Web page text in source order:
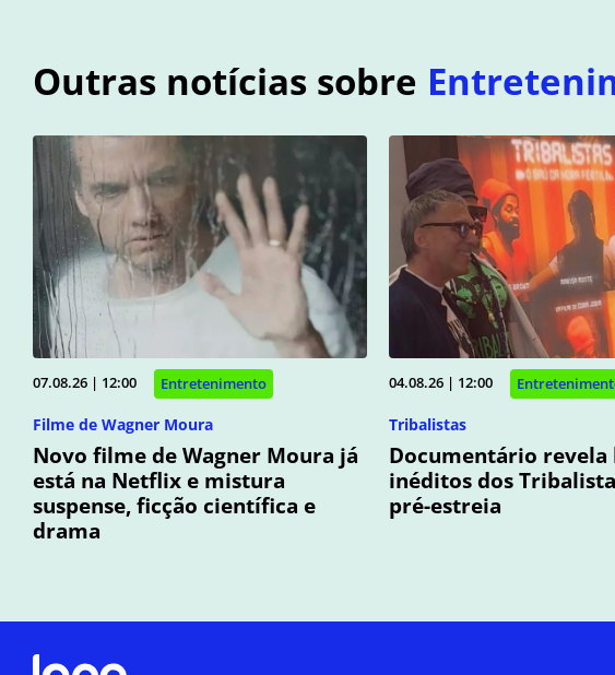
Outras notícias sobre
07.08.26 | 12:00 Entretenimento
Filme de Wagner Moura
Novo filme de Wagner Moura já
está na Netflix e mistura
suspense, ficção científica e
drama
04.08.26 | 12:00
Tribalistas
Documentário revela
inéditos dos
pré-estreia